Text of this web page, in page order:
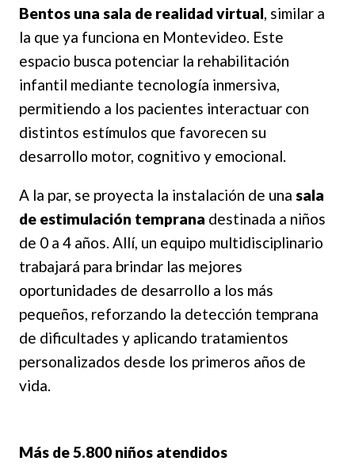
Bentos una sala de realidad virtual, similar a
la que ya funciona en Montevideo. Este
espacio busca potenciar la rehabilitación
infantil mediante tecnología inmersiva,
permitiendo a los pacientes interactuar con
distintos estímulos que favorecen su
desarrollo motor, cognitivo y emocional.
A la par, se proyecta la instalación de una sala
de estimulación temprana destinada a niños
de 0 a 4 años. Allí, un equipo multidisciplinario
trabajará para brindar las mejores
oportunidades de desarrollo a los más
pequeños, reforzando la detección temprana
de dificultades y aplicando tratamientos
personalizados desde los primeros años de
vida.
Más de 5.800 niños atendidos